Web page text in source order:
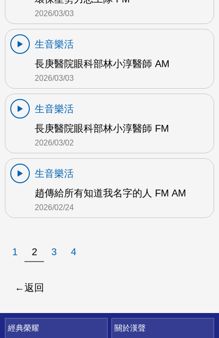
2026/03/03
生音樂活
長庚醫院眼科部林小淳醫師 AM
2026/03/03
生音樂活
長庚醫院眼科部林小淳醫師 FM
2026/03/02
生音樂活
趙傳給所有知道我名字的人 FM AM
2026/02/24
1 2 3 4
返回
快速連結
經典榮耀
關於漢聲